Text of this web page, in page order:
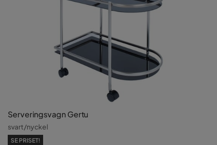
Serveringsvagn Gertu
svart/nyckel
SE PRISET!